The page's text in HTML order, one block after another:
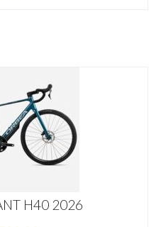
H40 2026